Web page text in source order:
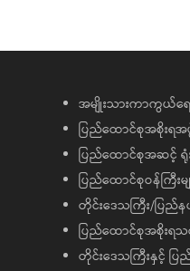
အမျိုးသားကာကွယ်ရေ
ပြည်ထောင်စုအစိုးရ
ပြည်ထောင်စုအဆင့် ရုံ
ပြည်ထောင်စုဝန်ကြီးမ
တိုင်းဒေသကြီး/ပြည်
ပြည်ထောင်စုအစိုးရ
တိုင်းဒေသကြီးနှင့် ပြ